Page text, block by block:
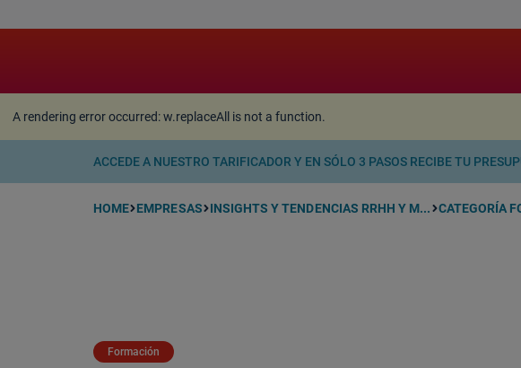
A rendering error occurred:w.replaceAll is not a function.
A rendering error occurred:w.replaceAll is not a function.
ACCEDE A NUESTRO TARIFICADOR Y EN SÓLO 3 PASOS RECIBE TU
HOME EMPRESAS INSIGHTS Y TENDENCIAS RRHH Y M... CATEGORÍA
Formación